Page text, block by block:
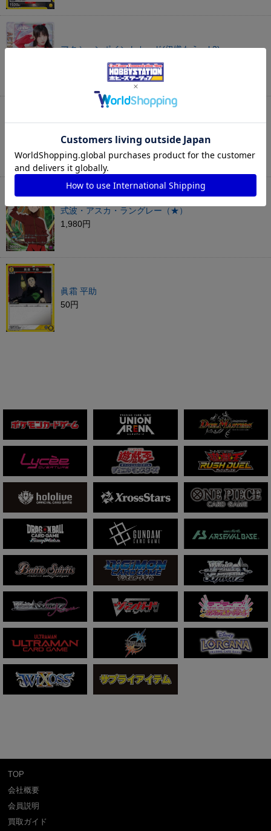
アクションポイントカード(伊織もえvol.3)
780円
式波・アスカ・ラングレー（★）
1,980円
眞霜 平助
50円
TOP
会社概要
会員説明
買取ガイド